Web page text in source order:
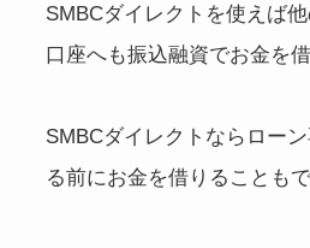
SMBCダイレクトを使えば
口座へも振込融資でお金を
SMBCダイレクトならロー
る前にお金を借りることもで